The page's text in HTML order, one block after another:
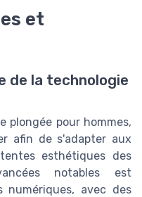
et
de la technologie
plongée pour hommes,
afin de s'adapter aux
esthétiques des
notables est
numériques, avec des